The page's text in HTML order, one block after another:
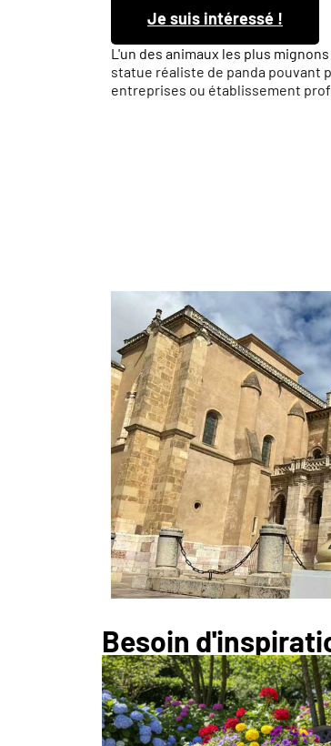
L'un des animaux les plus
statue réaliste de panda pouvant
entreprises ou établissement
Je suis intéressé !
Besoin